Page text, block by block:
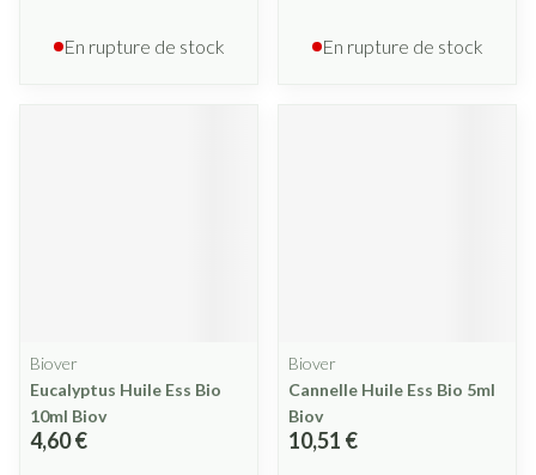
En rupture de stock En rupture de stock
Biover
Eucalyptus Huile Ess Bio
10ml Biov
4,60 €
Biover
Cannelle Huile Ess Bio 5ml
Biov
10,51 €